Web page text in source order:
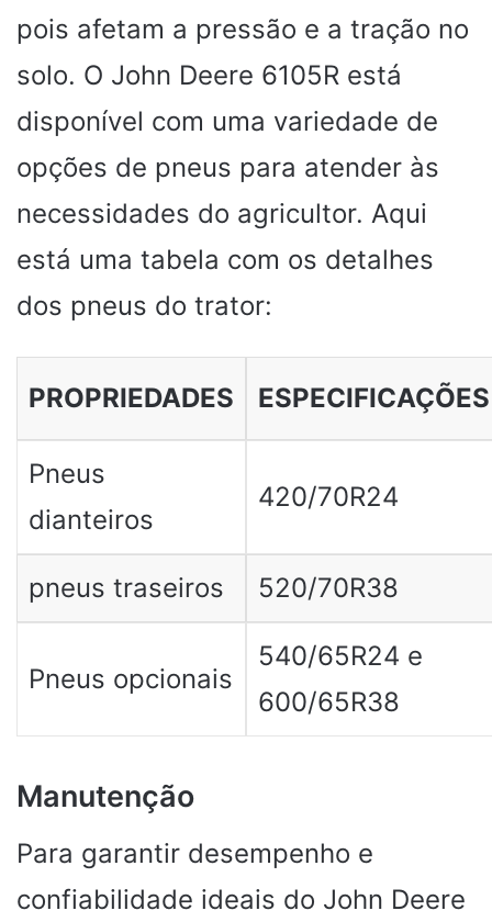
pois afetam a pressão e a tração no
solo. O John Deere 6105R está
disponível com uma variedade de
opções de pneus para atender às
necessidades do agricultor. Aqui
está uma tabela com os detalhes
dos pneus do trator:
PROPRIEDADES ESPECIFICAÇÕES
Pneus
dianteiros
420/70R24
pneus traseiros 520/70R38
Pneus opcionais
540/65R24 e
600/65R38
Manutenção
Para garantir desempenho e
confiabilidade ideais do John Deere